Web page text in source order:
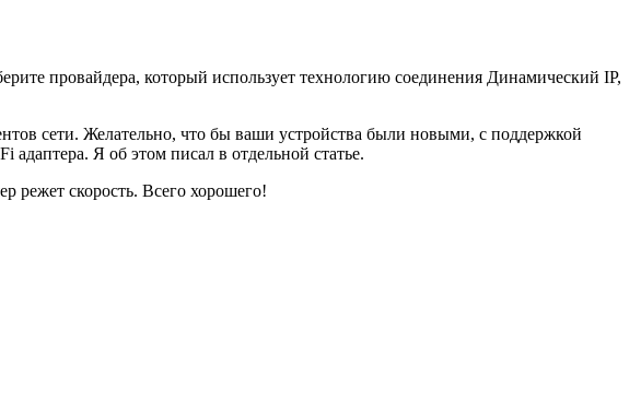
провайдера, который использует технологию соединения Динамический IP,
сети. Желательно, что бы ваши устройства были новыми, с поддержкой
адаптера. Я об этом писал в отдельной статье.
режет скорость. Всего хорошего!